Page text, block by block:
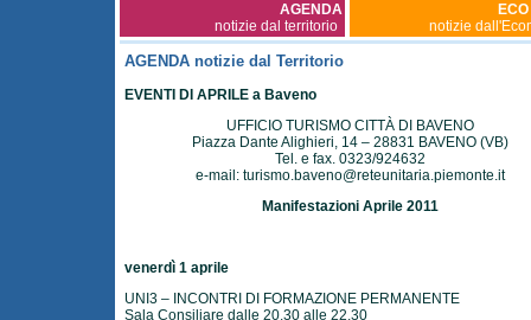
AGENDA
notizie dal territorio
notizie
AGENDA notizie dal Territorio
EVENTI DI APRILE a Baveno
UFFICIO TURISMO CITTÀ DI BAVENO
Piazza Dante Alighieri, 14 – 28831 BAVENO (VB)
Tel. e fax. 0323/924632
e-mail: turismo.baveno@reteunitaria.piemonte.it
Manifestazioni Aprile 2011
venerdì 1 aprile
UNI3 – INCONTRI DI FORMAZIONE PERMANENTE
Sala Consiliare dalle 20.30 alle 22.30